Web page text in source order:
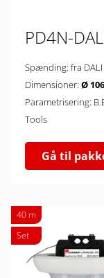
PD4N-
Spænding:
Dimensioner: Ø
Parametrisering: B.E.G. DALI-SYS ROUTER / B.E.G. DALI-SYS PC-
Tools
Gå til
40 m
Set